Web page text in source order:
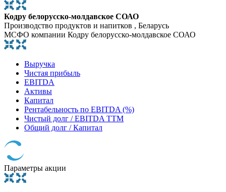
Кодру белорусско-молдавское СОАО
Производство продуктов и напитков , Беларусь
МСФО компании Кодру белорусско-молдавское СОАО
Выручка
Чистая прибыль
EBITDA
Активы
Капитал
Рентабельность по EBITDA (%)
Чистый долг / EBITDA TTM
Общий долг / Капитал
Параметры акции